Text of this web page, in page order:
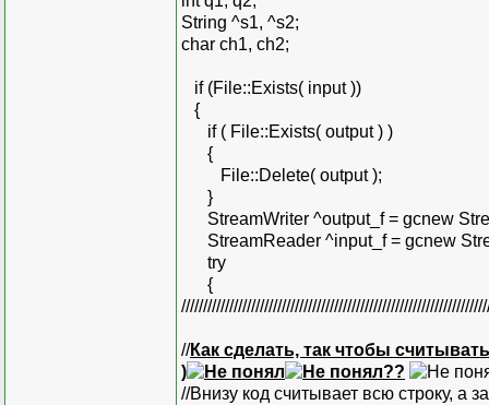
String ^s1, ^s2;
char ch1, ch2;
if (File::Exists( input ))
{
if ( File::Exists( output ) )
{
File::Delete( output );
}
StreamWriter ^output_f = gcnew
StreamReader ^input_f = gcnew
try
{
//Как сделать, так чтобы
)
??
//Внизу код считывает всю строку, а